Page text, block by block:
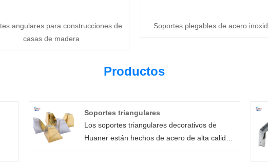
angulares para construcciones de
casas de madera
Soportes plegables de acero
Productos
Soportes triangulares
Los soportes triangulares decorativos de
Huaner están hechos de acero de alta calidad